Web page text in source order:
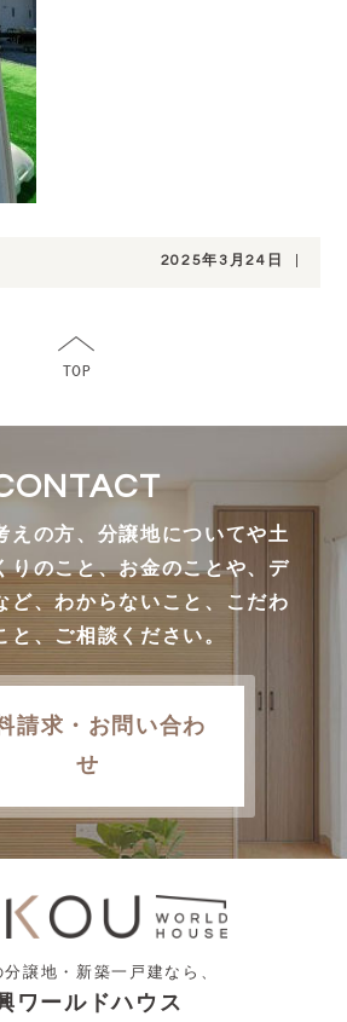
2025年3月24日
えの方、分譲地についてや土
りのこと、お金のことや、デ
ど、わからないこと、こだわ
と、ご相談ください。
請求・お問い合わ
せ
譲地・新築一戸建なら、
ワールドハウス